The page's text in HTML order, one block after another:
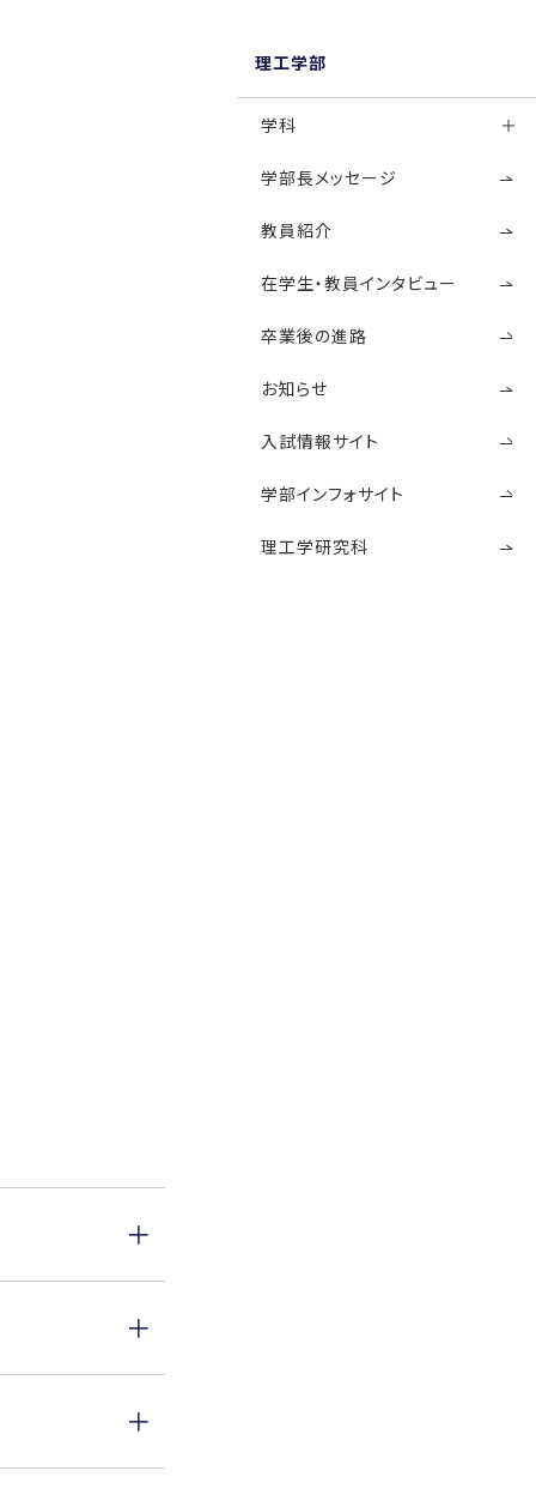
理工学部
学科
学部長メッセージ
教員紹介
在学生・教員インタビュー
卒業後の進路
お知らせ
入試情報サイト
学部インフォサイト
理工学研究科